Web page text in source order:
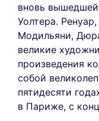
вновь
Уолтера.
Модильяни,
великие
произведения
собой
пятидесяти
в Париже, с